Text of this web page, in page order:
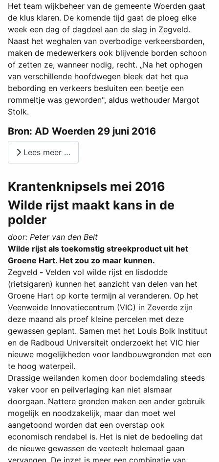
Het team wijkbeheer van de gemeente Woerden gaat
de klus klaren. De komende tijd gaat de ploeg elke
week een dag of dagdeel aan de slag in Zegveld.
Naast het weghalen van overbodige verkeersborden,
maken de medewerkers ook blijvende borden schoon
of zetten ze, wanneer nodig, recht. „Na het ophogen
van verschillende hoofdwegen bleek dat het qua
bebording en verkeers besluiten een beetje een
rommeltje was geworden", aldus wethouder Margot
Stolk.
Bron: AD Woerden 29 juni 2016
Lees meer …
Krantenknipsels mei 2016
Wilde rijst maakt kans in de
polder
door: Peter van den Belt
Wilde rijst als toekomstig streekproduct uit het
Groene Hart. Het zou zo maar kunnen.
Zegveld - Velden vol wilde rijst en lisdodde
(rietsigaren) kunnen het aanzicht van delen van het
Groene Hart op korte termijn al veranderen. Op het
Veenweide Innovatiecentrum (VIC) in Zeverde zijn
deze maand als proef kleine percelen met deze
gewassen geplant. Samen met het Louis Bolk Instituut
en de Radboud Universiteit onderzoekt het VIC hier
nieuwe mogelijkheden voor landbouwgronden met een
te hoog waterpeil.
Drassige weilanden komen door bodemdaling steeds
vaker voor en peilverlaging kan niet alsmaar
doorgaan. Nattere gronden maken een ander gebruik
mogelijk en noodzakelijk, maar dan moet wel
aangetoond worden dat een overstap ook
economisch rendabel is. Het is niet de bedoeling dat
de nieuwe gewassen de veeteelt helemaal gaan
vervangen. De inzet is meer een combinatie van